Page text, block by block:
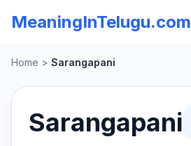
MeaningInTelugu.com
Home > Sarangapani
Sarangapani